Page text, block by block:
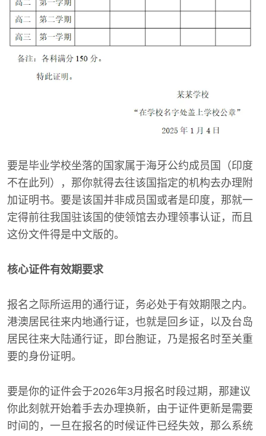
要是毕业学校坐落的国家属于海牙公约成员国（印度
不在此列），那你就得去往该国指定的机构去办理附
加证明书。要是该国并非成员国或者是印度，那就一
定得前往我国驻该国的使领馆去办理领事认证，而且
这份文件得是中文版的。
核心证件有效期要求
报名之际所运用的通行证，务必处于有效期限之内。
港澳居民往来内地通行证，也就是回乡证，以及台岛
居民往来大陆通行证，即台胞证，乃是报名时至关重
要的身份证明。
要是你的证件会于2026年3月报名时段过期，那建议
你此刻就开始着手去办理换新，由于证件更新是需要
时间的，一旦在报名的时候证件已经失效，那么系统